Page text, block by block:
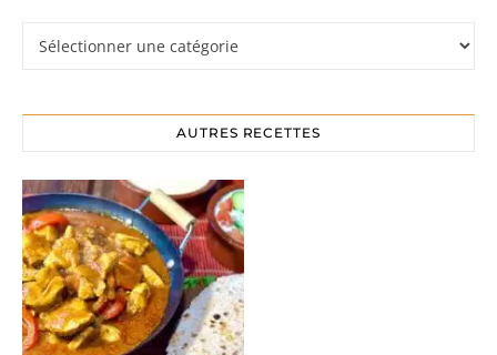
AUTRES RECETTES